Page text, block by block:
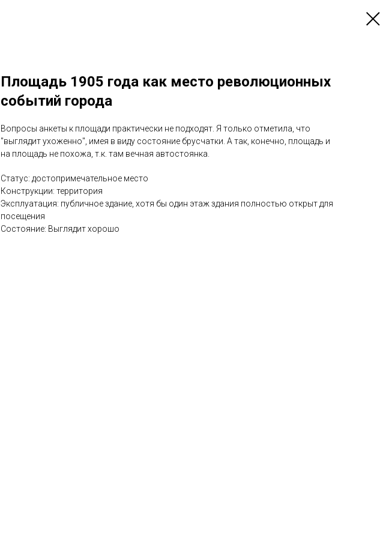
Площадь 1905 года как место революционных
событий города
Вопросы анкеты к площади практически не подходят. Я только отметила, что
"выглядит ухоженно", имея в виду состояние брусчатки. А так, конечно, площадь и
на площадь не похожа, т.к. там вечная автостоянка.
Статус: достопримечательное место
Конструкции: территория
Эксплуатация: публичное здание, хотя бы один этаж здания полностью открыт для
посещения
Состояние: Выглядит хорошо